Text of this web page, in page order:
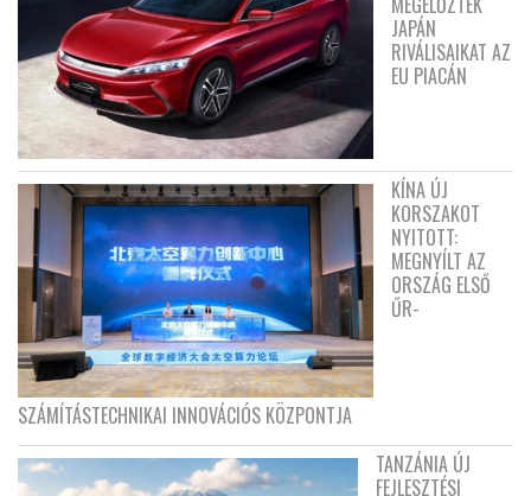
JAPÁN
RIVÁLISAIKAT AZ
EU PIACÁN
KÍNA ÚJ
KORSZAKOT
NYITOTT:
MEGNYÍLT AZ
ORSZÁG ELSŐ
ŰR-
SZÁMÍTÁSTECHNIKAI INNOVÁCIÓS KÖZPONTJA
TANZÁNIA ÚJ
FEJLESZTÉSI